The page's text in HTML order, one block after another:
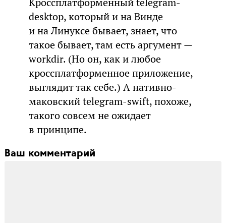
Кроссплатформенный telegram-
desktop, который и на Винде
и на Линуксе бывает, знает, что
такое бывает, там есть аргумент —
workdir. (Но он, как и любое
кроссплатформенное приложение,
выглядит так себе.) А нативно-
маковский telegram-swift, похоже,
такого совсем не ожидает
в принципе.
Ваш комментарий